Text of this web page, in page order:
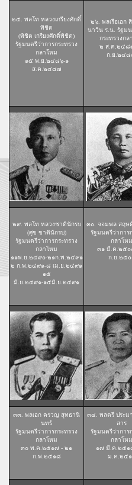
๒๕. พลโท หลวงเกรียงศักดิ์
พิชิต
(พิชิต เกรียงศักดิ์พิชิต)
รัฐมนตรีว่าการกระทรวง
กลาโหม
๑๕ พ.ย.๒๔๘๖-๑
ส.ค.๒๔๘๗
๒๖. พลเรือเอก
นาวิน ร.น. รัฐม
กระทรวงกล
๒ ส.ค.๒๔๘
ก.ย.๒๔๘
๒๙. พลโท หลวงชาตินักรบ
(ศุข ขาตินักรบ)
รัฐมนตรีว่าการกระทรวง
กลาโหม
๑๑พ.ย.๒๔๙๐-๒๑ก.พ.๒๔๙๑
๒ ก.พ.๒๔๙๑-๘ เม.ย.๒๔๙๑
๑๕
มิ.ย.๒๔๙๑-๑๕มิ.ย.๒๔๙๑
๓๐. จอมพล สฤษ
รัฐมนตรีว่าการ
กลาโหม
๓๑ มี.ค.๒๕๐
ก.ย.๒๕
๓๓. พลเอก ครวญ สุทธานิ
นทร์
รัฐมนตรีว่าการกระทรวง
กลาโหม
๓๐ พ.ค.๒๕๑๗ - ๒๑
ก.พ.๒๕๑๘
๓๔. พลตรี ประม
สาร
รัฐมนตรีว่าการ
กลาโหม
๑๗ มี.ค.๒๕๑
ม.ค.๒๕